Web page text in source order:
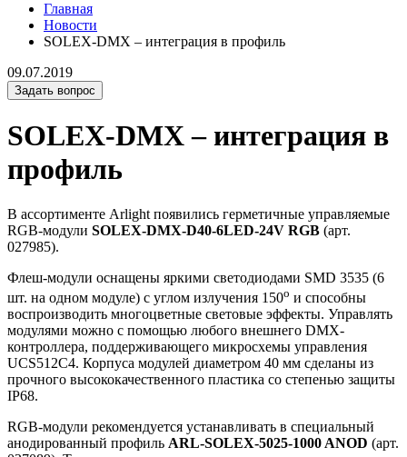
Главная
Новости
SOLEX-DMX – интеграция в профиль
09.07.2019
Задать вопрос
SOLEX-DMX – интеграция в
профиль
В ассортименте Arlight появились герметичные управляемые
RGB-модули SOLEX-DMX-D40-6LED-24V RGB (арт.
027985).
Флеш-модули оснащены яркими светодиодами SMD 3535 (6
шт. на одном модуле) с углом излучения 150o и способны
воспроизводить многоцветные световые эффекты. Управлять
модулями можно с помощью любого внешнего DMX-
контроллера, поддерживающего микросхемы управления
UCS512C4. Корпуса модулей диаметром 40 мм сделаны из
прочного высококачественного пластика со степенью защиты
IP68.
RGB-модули рекомендуется устанавливать в специальный
анодированный профиль ARL-SOLEX-5025-1000 ANOD (арт.